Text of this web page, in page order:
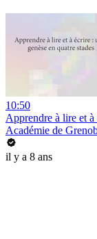
10:50
Apprendre à lire et à
Académie de
il y a 8 ans